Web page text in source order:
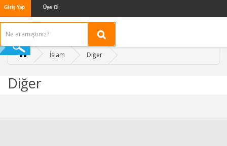
Giriş Yap Üye Ol
İslam Diğer
Diğer